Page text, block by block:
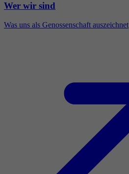
Wer wir sind
Was uns als Genossenschaft auszeichnet